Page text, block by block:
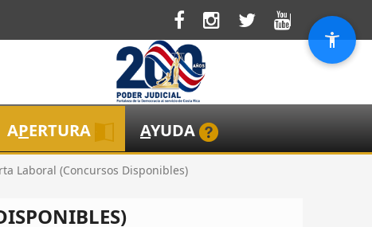
APERTURA AYUDA
Laboral (Concursos Disponibles)